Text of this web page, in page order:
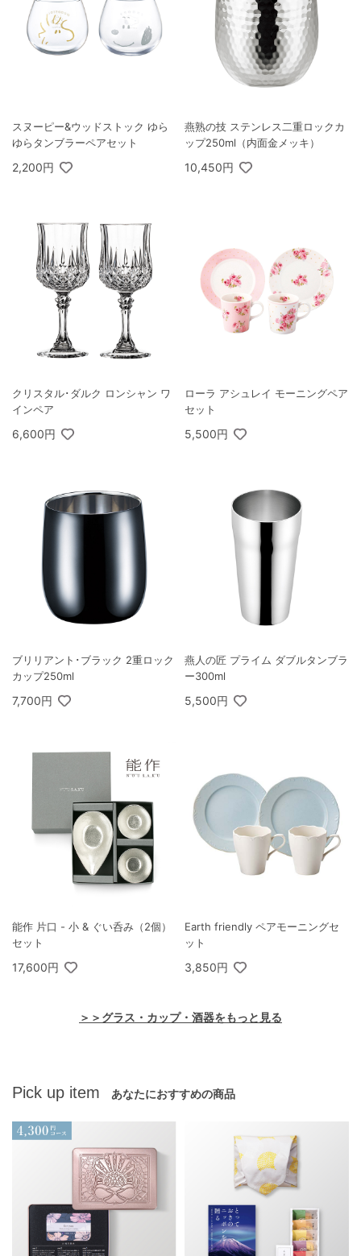
スヌーピー&ウッドストック ゆら
ゆらタンブラーペアセット
2,200円
燕熟の技 ステンレス二重ロックカ
ップ250ml（内面金メッキ）
10,450円
クリスタル･ダルク ロンシャン ワ
インペア
6,600円
ローラ アシュレイ モーニングペア
セット
5,500円
ブリリアント･ブラック 2重ロック
カップ250ml
7,700円
燕人の匠 プライム ダブルタンブラ
ー300ml
5,500円
能作 片口 - 小 & ぐい呑み（2個）
セット
17,600円
Earth friendly ペアモーニングセ
ット
3,850円
＞＞グラス・カップ・酒器をもっと見る
Pick up item あなたにおすすめの商品